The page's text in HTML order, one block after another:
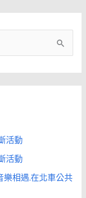
活動
活動
相遇.在北車公共